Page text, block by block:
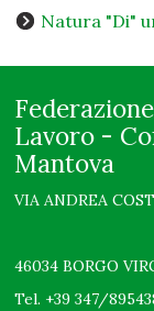
Natura "Di"
Lavoro -
Mantova
VIA ANDREA
46034 BORGO
Tel. +39 347/